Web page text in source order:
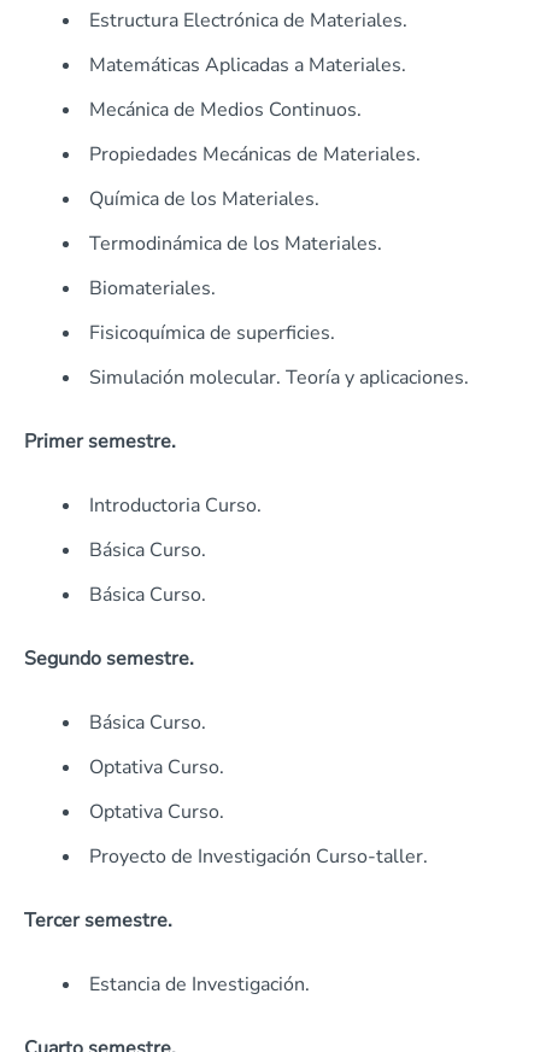
Estructura Electrónica de Materiales.
Matemáticas Aplicadas a Materiales.
Mecánica de Medios Continuos.
Propiedades Mecánicas de Materiales.
Química de los Materiales.
Termodinámica de los Materiales.
Biomateriales.
Fisicoquímica de superficies.
Simulación molecular. Teoría y aplicaciones.
Primer semestre.
Introductoria Curso.
Básica Curso.
Básica Curso­.
Segundo semestre.
Básica Curso.
Optativa Curso.
Optativa Curso.
Proyecto de Investigación Curso-taller.
Tercer semestre.
Estancia de Investigación.